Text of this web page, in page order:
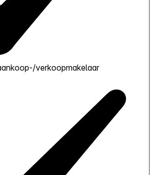
verkoopmakelaar